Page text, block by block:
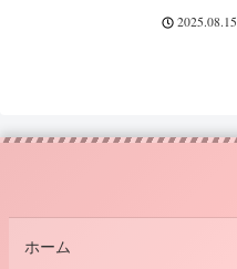
2025.08.15
ホーム